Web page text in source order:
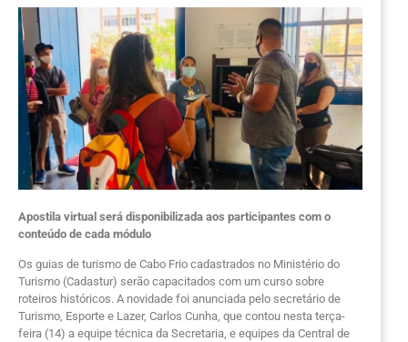
Apostila virtual será disponibilizada aos participantes com o
conteúdo de cada módulo
Os guias de turismo de Cabo Frio cadastrados no Ministério do
Turismo (Cadastur) serão capacitados com um curso sobre
roteiros históricos. A novidade foi anunciada pelo secretário de
Turismo, Esporte e Lazer, Carlos Cunha, que contou nesta terça-
feira (14) a equipe técnica da Secretaria, e equipes da Central de